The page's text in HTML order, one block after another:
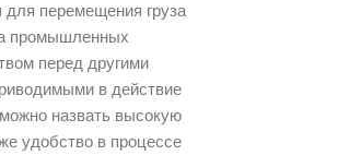
для перемещения груза
промышленных
перед другими
в действие
назвать высокую
удобство в процессе